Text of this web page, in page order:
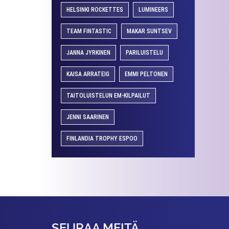
HELSINKI ROCKETTES LUMINEERS
TEAM FINTASTIC MAKAR SUNTSEV
JANNA JYRKINEN PARILUISTELU
KAISA ARRATEIG EMMI PELTONEN
TAITOLUISTELUN EM-KILPAILUT
JENNI SAARINEN
FINLANDIA TROPHY ESPOO